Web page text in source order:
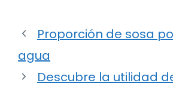
Proporción de sosa
agua
Descubre la utilidad